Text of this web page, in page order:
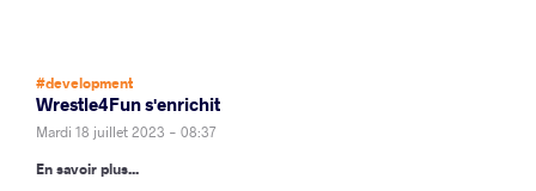
#development
Wrestle4Fun s'enrichit
Mardi 18 juillet 2023 - 08:37
En savoir plus...